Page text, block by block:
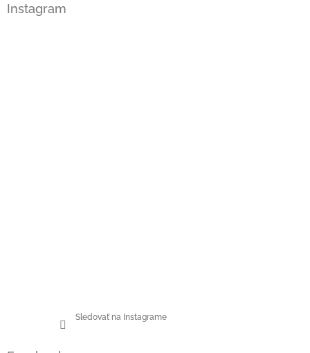
Instagram
Sledovať na Instagrame